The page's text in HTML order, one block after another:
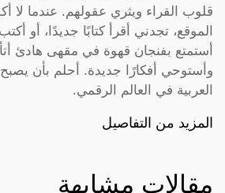
قلوب القراء ويثري عقولهم. عندما لا
الموقع، تجدني أقرأ كتابًا جديدًا، أو
أستمتع بفنجان قهوة في مقهى هادئ
وأستوحي أفكارًا جديدة. أحلم بأن يصبح
العربية في العالم الرقمي.
المزيد من التفاصيل
مقالات مشابهة